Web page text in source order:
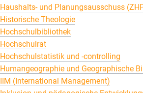
Haushalts- und Planungsausschuss
Historische Theologie
Hochschulbibliothek
Hochschulrat
Hochschulstatistik und -controlling
Humangeographie und Geographische
IIM (International Management)